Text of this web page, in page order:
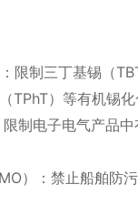
限制三丁基锡（
TPhT）等有机锡
制电子电气产品中
）：禁止船舶防